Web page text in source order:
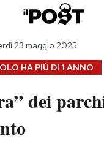
Auto
Moda
HA PIÙ DI 1 ANNO
23 maggio 2025
dei